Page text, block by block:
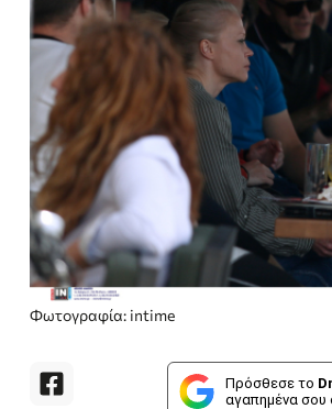
Φωτογραφία: intime
Πρόσθεσε το
αγαπημένα σου